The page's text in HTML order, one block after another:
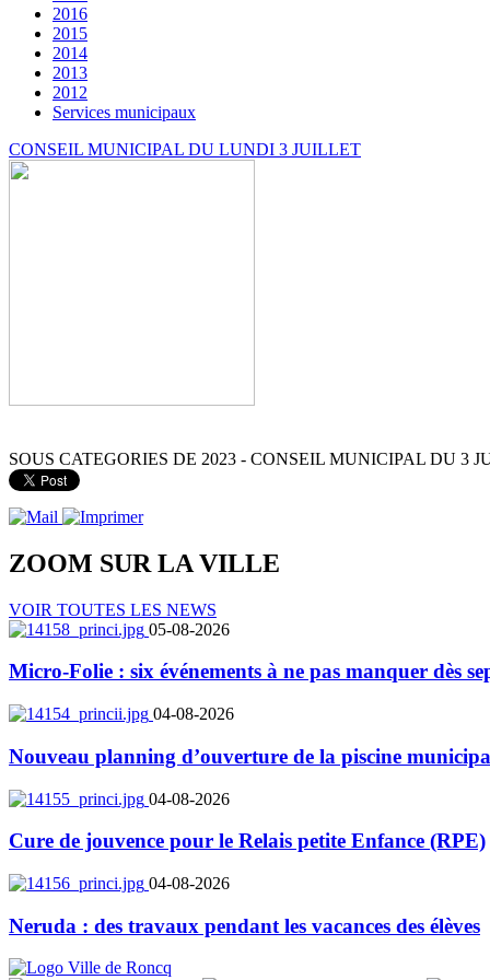
2016
2015
2014
2013
2012
Services municipaux
CONSEIL MUNICIPAL DU LUNDI 3 JUILLET
SOUS CATEGORIES DE 2023 - CONSEIL MUNICIPAL DU 3
ZOOM SUR LA VILLE
VOIR TOUTES LES NEWS
05-08-2026
Micro-Folie : six événements à ne pas manquer dès
04-08-2026
Nouveau planning d’ouverture de la piscine
04-08-2026
Cure de jouvence pour le Relais petite Enfance (RPE)
04-08-2026
Neruda : des travaux pendant les vacances des élèves